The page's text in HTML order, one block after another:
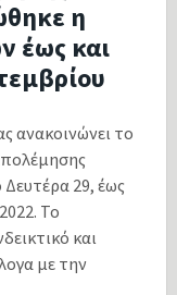
η
έως και
ανακοινώνει το
29, έως
Το
και
με την